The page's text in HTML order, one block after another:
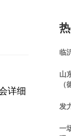
详细
临
山
（
发
一